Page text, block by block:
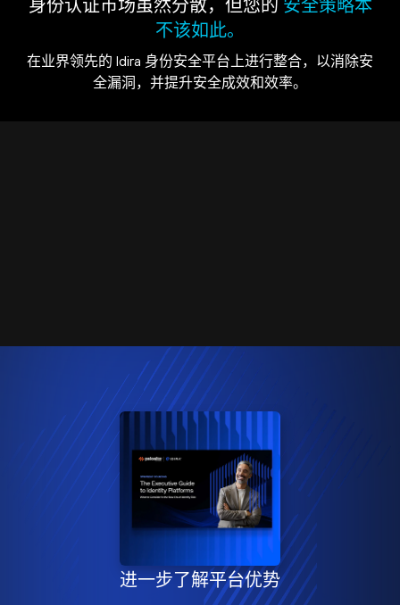
身份认证市场虽然分散，但您的 安全策略本
不该如此。
在业界领先的 Idira 身份安全平台上进行整合，以消除安
全漏洞，并提升安全成效和效率。
进一步了解平台优势